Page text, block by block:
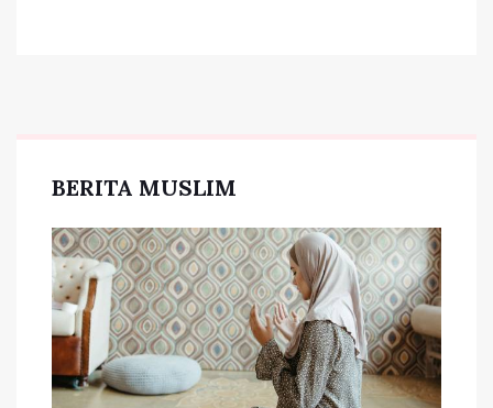
BERITA MUSLIM